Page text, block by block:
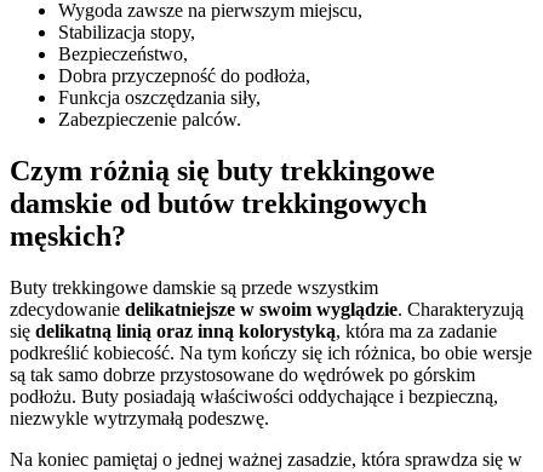
Wygoda zawsze na pierwszym miejscu,
Stabilizacja stopy,
Bezpieczeństwo,
Dobra przyczepność do podłoża,
Funkcja oszczędzania siły,
Zabezpieczenie palców.
Czym różnią się buty trekkingowe
damskie od butów trekkingowych
męskich?
Buty trekkingowe damskie są przede wszystkim
zdecydowanie delikatniejsze w swoim wyglądzie. Charakteryzują
się delikatną linią oraz inną kolorystyką, która ma za zadanie
podkreślić kobiecość. Na tym kończy się ich różnica, bo obie wersje
są tak samo dobrze przystosowane do wędrówek po górskim
podłożu. Buty posiadają właściwości oddychające i bezpieczną,
niezwykle wytrzymałą podeszwę.
Na koniec pamiętaj o jednej ważnej zasadzie, która sprawdza się w